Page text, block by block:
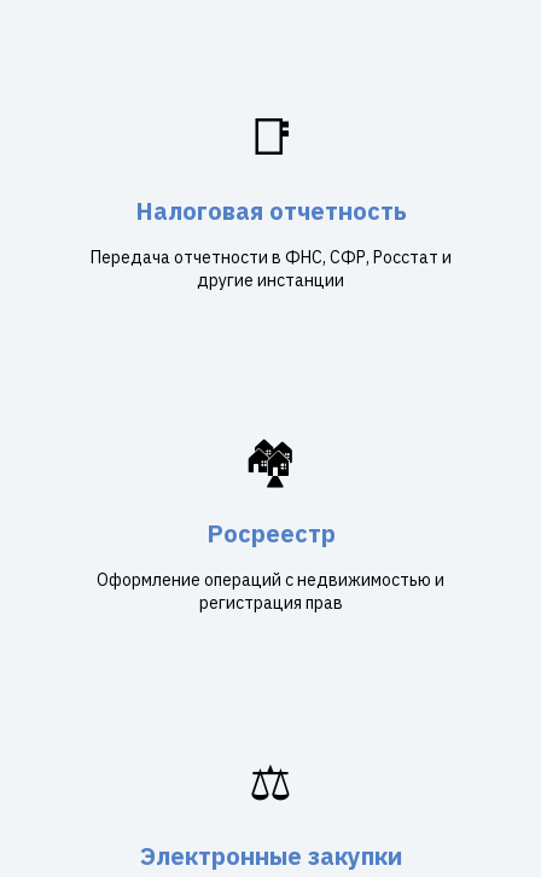
📑
Налоговая отчетность
Передача отчетности в ФНС, СФР, Росстат и
другие инстанции
🏘️
Росреестр
Оформление операций с недвижимостью и
регистрация прав
⚖️
Электронные закупки